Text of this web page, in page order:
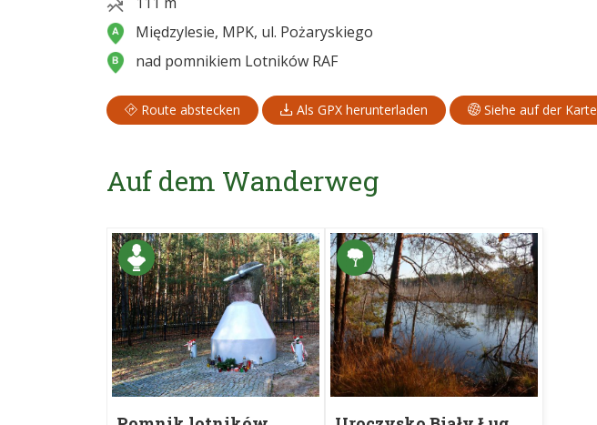
Międzylesie, MPK, ul. Pożaryskiego
nad pomnikiem Lotników RAF
Route abstecken Als GPX herunterladen Siehe auf der Karte
Auf dem Wanderweg